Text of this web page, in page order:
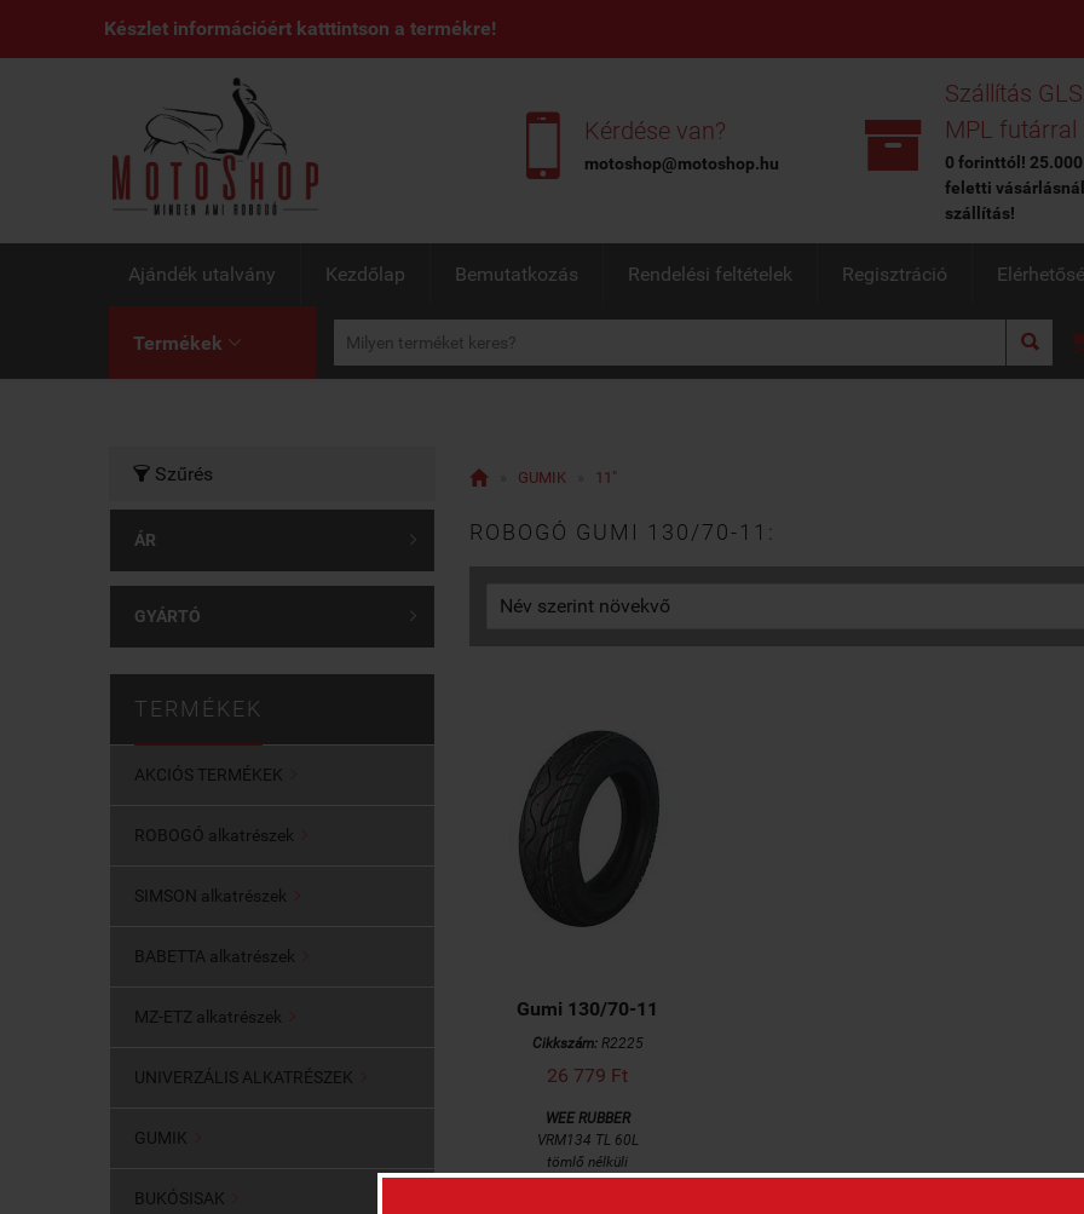
Készlet információért katttintson a termékre!
 Kérdése van?
motoshop@motoshop.hu 
Szállítás
MPL futárral
0 forinttól!
feletti
szállítás!
Ajándék utalvány Kezdőlap Bemutatkozás Rendelési feltételek Regisztráció
Termékek  
 Szűrés
ÁR 
GYÁRTÓ 
TERMÉKEK
AKCIÓS TERMÉKEK
ROBOGÓ alkatrészek
SIMSON alkatrészek
BABETTA alkatrészek
MZ-ETZ alkatrészek
UNIVERZÁLIS ALKATRÉSZEK
GUMIK
BUKÓSISAK
 GUMIK 11"
ROBOGÓ GUMI 130/70-11:
Gumi 130/70-11
Cikkszám:R2225
26 779 Ft
WEE RUBBER
VRM134 TL 60L
tömlő nélküli